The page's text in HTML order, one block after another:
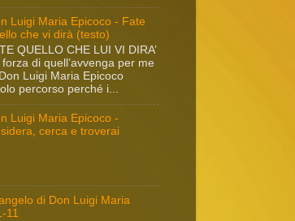
Luigi Maria Epicoco - Fate
che vi dirà (testo)
QUELLO CHE LUI VI DIRA’
forza di quell’avvenga per me
Luigi Maria Epicoco
percorso perché i...
Luigi Maria Epicoco -
cerca e troverai
di Don Luigi Maria
11